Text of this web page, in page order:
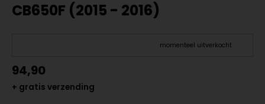
CB650F (2015 - 2016)
momenteel uitverkocht
94,90
+ gratis verzending